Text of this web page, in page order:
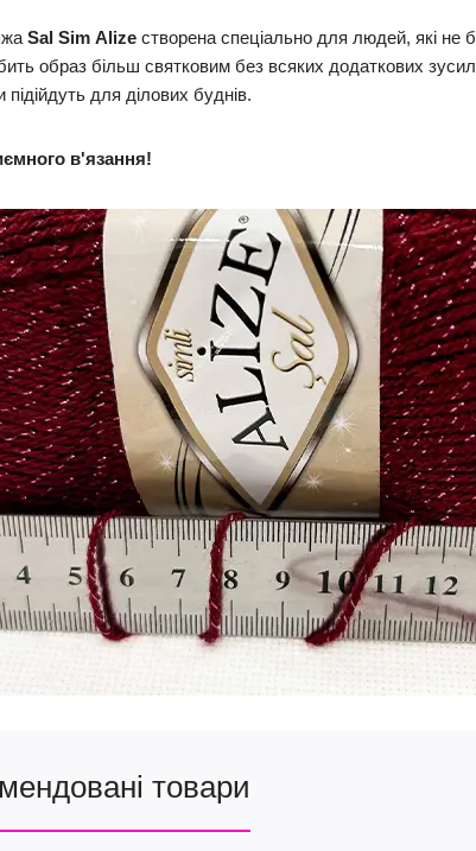
Sal Sim Alize створена спеціально для людей, які не
образ більш святковим без всяких додаткових
підійдуть для ділових буднів.
в'язання!
товари